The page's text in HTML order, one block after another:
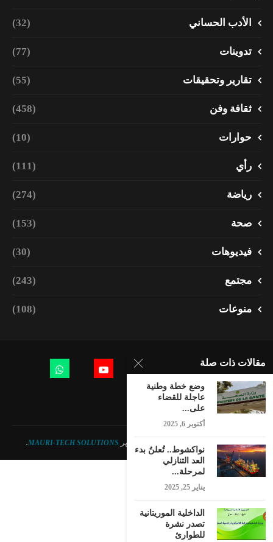
الأدب الحساني (32)
تدوينات (77)
تقارير وتحقيقات (55)
ثقافة وفن (458)
حوارات (10)
رأي (111)
رياضة (274)
صحة (153)
فيديوهات (30)
مجتمع (243)
منوعات (108)
MAURI-TECH SOLUTIONS
.
مقالات ذات صلة
وضع خطة وطنية
عاجلة للقضاء
على...
أكتوبر 6, 2025
نواكشوط.. تُعلنُ بدء
العد التنازلي
لمرحلة...
يناير 25, 2025
الداخلية الموريتانية
تصدر نشرة
للطوارئ